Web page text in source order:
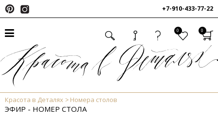
+7-910-433-77-22
0 0
Красота в Деталях Номера столов
ЭФИР - НОМЕР СТОЛА